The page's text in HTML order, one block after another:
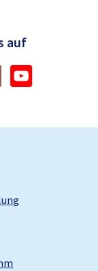
auf